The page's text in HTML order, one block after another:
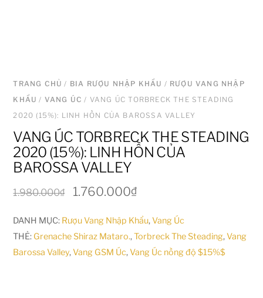
TRANG CHỦ / BIA RƯỢU NHẬP KHẨU / RƯỢU VANG NHẬP
KHẨU / VANG ÚC / VANG ÚC TORBRECK THE STEADING
2020 (15%): LINH HỒN CỦA BAROSSA VALLEY
VANG ÚC TORBRECK THE STEADING
2020 (15%): LINH HỒN CỦA
BAROSSA VALLEY
1.980.000₫
Giá
là:
1.980.000₫.
1.760.000₫Giá
tại
là:
1.760.000₫.
DANH MỤC: Rượu Vang Nhập Khẩu,Vang Úc
THẺ: Grenache Shiraz Mataro.,Torbreck The Steading,Vang
Barossa Valley,Vang GSM Úc,Vang Úc nồng độ $15%$